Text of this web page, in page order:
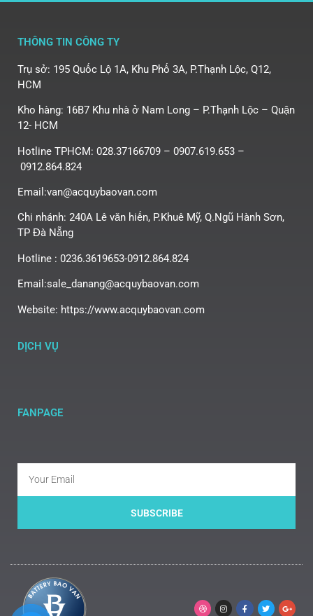
THÔNG TIN CÔNG TY
Trụ sở: 195 Quốc Lộ 1A, Khu Phố 3A, P.Thạnh Lộc, Q12,
HCM
Kho hàng: 16B7 Khu nhà ở Nam Long – P.Thạnh Lộc – Quận
12- HCM
Hotline TPHCM: 028.37166709 – 0907.619.653 –
0912.864.824
Email:van@acquybaovan.com
Chi nhánh: 240A Lê văn hiến, P.Khuê Mỹ, Q.Ngũ Hành Sơn,
TP Đà Nẵng
Hotline : 0236.3619653-0912.864.824
Email:sale_danang@acquybaovan.com
Website: https://www.acquybaovan.com
DỊCH VỤ
FANPAGE
SUBSCRIBE